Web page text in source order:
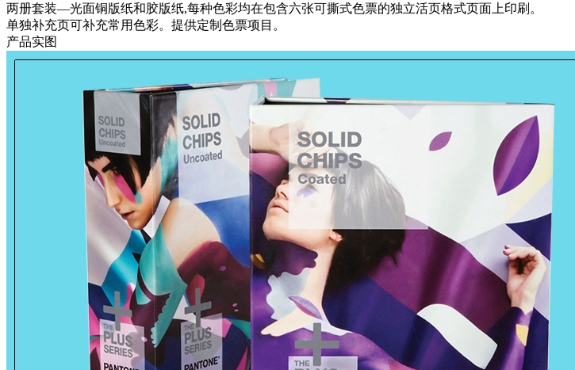
两册套装—光面铜版纸和胶版纸,每种色彩均在包含六张可撕式色票的独立活页格式页面上印刷。
单独补充页可补充常用色彩。提供定制色票项目。
产品实图